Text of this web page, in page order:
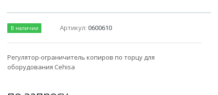
В наличии Артикул:0600610
Регулятор-ограничитель копиров по торцу для
оборудования Cehisa